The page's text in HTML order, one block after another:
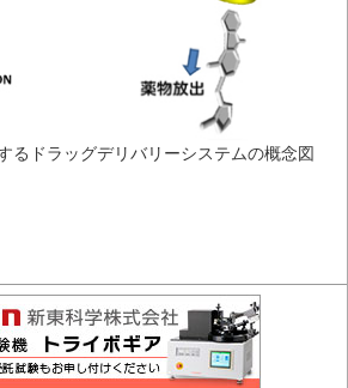
るドラッグデリバリーシステムの概念図